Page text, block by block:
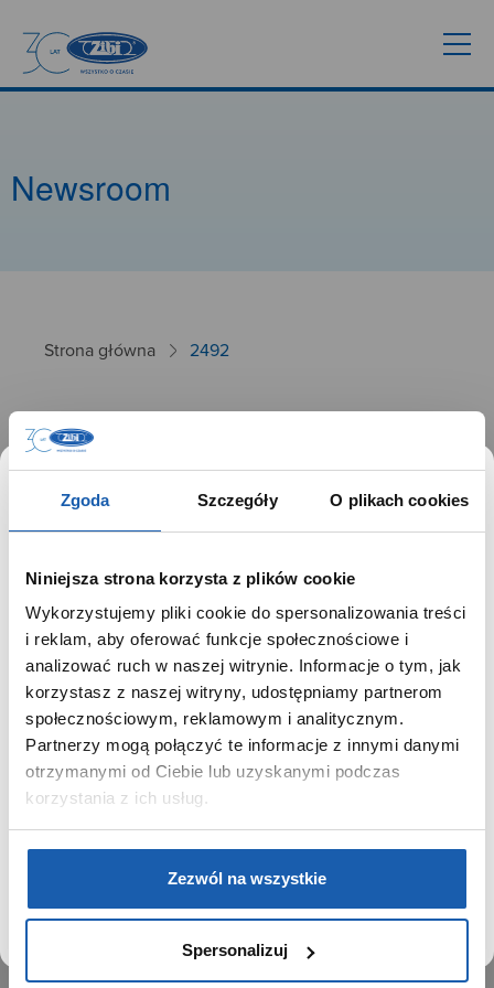
Zgoda Szczegóły O plikach cookies
Niniejsza strona korzysta z plików cookie
Wykorzystujemy pliki cookie do spersonalizowania treści
i reklam, aby oferować funkcje społecznościowe i
analizować ruch w naszej witrynie. Informacje o tym, jak
korzystasz z naszej witryny, udostępniamy partnerom
społecznościowym, reklamowym i analitycznym.
Partnerzy mogą połączyć te informacje z innymi danymi
otrzymanymi od Ciebie lub uzyskanymi podczas
korzystania z ich usług.
Zezwól na wszystkie
Spersonalizuj
Newsroom
Strona główna 2492
2492
26.09.2024
GRUPA ZIBI
Historia
Misja, wizja i wartości Grupy Zibi
Ważne daty
Kariera
Zgoda na ciasteczka
PRODUKTY
Kalkulatory
SIECI SPRZEDAŻY
SZANOWNY UŻYTKOWNIKU,
SZANOWNA UŻYTKOWNICZKO
Używamy plików cookie w celach analitycznych,
statystycznych i marketingowych, w tym aby analizować
ruch w tej witrynie, optymalizować jej działanie oraz
zapamiętywać Twoje preferencje.